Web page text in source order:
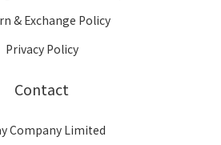
& Exchange Policy
Privacy Policy
Contact
Company Limited